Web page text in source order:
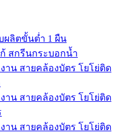
ผลิตขั้นต่ำ 1 ผืน
สกรีนกระบอกน้ำ
าน สายคล้องบัตร โยโย่ติด
าน สายคล้องบัตร โยโย่ติด
าน สายคล้องบัตร โยโย่ติด